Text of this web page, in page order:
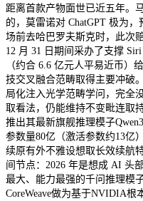
距离首款产物面世已近五年。
的，莫雷诺对 ChatGPT 极为
场前去哈巴罗夫斯克时，此次
12 月 31 日期间采办了支撑
（约合 6.6 亿元人平易近币）
技交叉融合范畴取得主要冲破
局化注入光学范畴学问，完全
取看法，仍能维持不变毗连取
推出其最新旗舰推理模子
参数量80亿（激活参数约13亿
续原有外不雅设想取长效续航
间节点：2026 年是想成 AI 头
最大、能力最强的千问推理模
CoreWeave做为基于NVIDIA